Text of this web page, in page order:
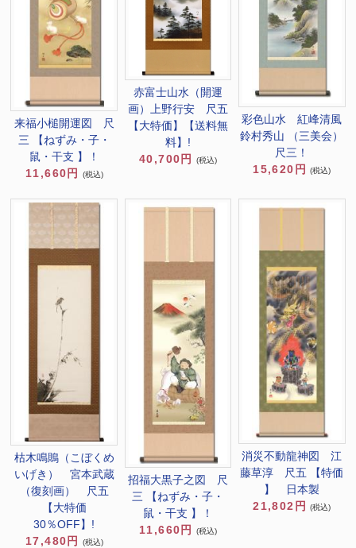
来福小槌開運図 尺
三 【ねずみ・子・
鼠・干支 】！
11,660円
(税込)
赤富士山水（開運
画）上野行安 尺五
【大特価】【送料無
料】!
40,700円
(税込)
彩色山水 紅峰清風
鈴村秀山 （三美会）
尺三！
15,620円
(税込)
枯木鳴鵙（こぼくめ
いげき） 宮本武蔵
（復刻画） 尺五
【大特価
30％OFF】!
17,480円
(税込)
招福大黒子之図 尺
三 【ねずみ・子・
鼠・干支 】！
11,660円
(税込)
消災不動龍神図 江
藤草淳 尺五 【特価
】 日本製
21,802円
(税込)